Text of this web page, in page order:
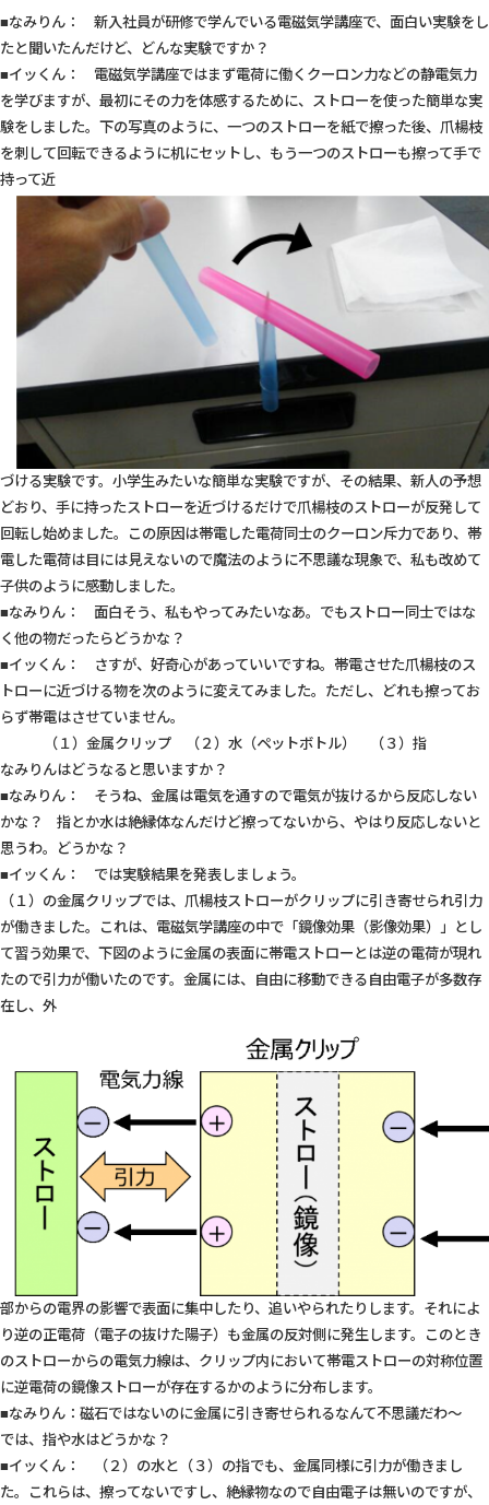
■なみりん： 新入社員が研修で学んでいる電磁気学講座で、面白い実験をし
たと聞いたんだけど、どんな実験ですか？
■イッくん： 電磁気学講座ではまず電荷に働くクーロン力などの静電気力
を学びますが、最初にその力を体感するために、ストローを使った簡単な実
験をしました。下の写真のように、一つのストローを紙で擦った後、爪楊枝
を刺して回転できるように机にセットし、もう一つのストローも擦って手で
持って近
づける実験です。小学生みたいな簡単な実験ですが、その結果、新人の予想
どおり、手に持ったストローを近づけるだけで爪楊枝のストローが反発して
回転し始めました。この原因は帯電した電荷同士のクーロン斥力であり、帯
電した電荷は目には見えないので魔法のように不思議な現象で、私も改めて
子供のように感動しました。
■なみりん： 面白そう、私もやってみたいなあ。でもストロー同士ではな
く他の物だったらどうかな？
■イッくん： さすが、好奇心があっていいですね。帯電させた爪楊枝のス
トローに近づける物を次のように変えてみました。ただし、どれも擦ってお
らず帯電はさせていません。
（１）金属クリップ （２）水（ペットボトル） （３）指
なみりんはどうなると思いますか？
■なみりん： そうね、金属は電気を通すので電気が抜けるから反応しない
かな？ 指とか水は絶縁体なんだけど擦ってないから、やはり反応しないと
思うわ。どうかな？
■イッくん： では実験結果を発表しましょう。
（１）の金属クリップでは、爪楊枝ストローがクリップに引き寄せられ引力
が働きました。これは、電磁気学講座の中で「鏡像効果（影像効果）」とし
て習う効果で、下図のように金属の表面に帯電ストローとは逆の電荷が現れ
たので引力が働いたのです。金属には、自由に移動できる自由電子が多数存
在し、外
部からの電界の影響で表面に集中したり、追いやられたりします。それによ
り逆の正電荷（電子の抜けた陽子）も金属の反対側に発生します。このとき
のストローからの電気力線は、クリップ内において帯電ストローの対称位置
に逆電荷の鏡像ストローが存在するかのように分布します。
■なみりん：磁石ではないのに金属に引き寄せられるなんて不思議だわ～
では、指や水はどうかな？
■イッくん： （２）の水と（３）の指でも、金属同様に引力が働きまし
た。これらは、擦ってないですし、絶縁物なので自由電子は無いのですが、